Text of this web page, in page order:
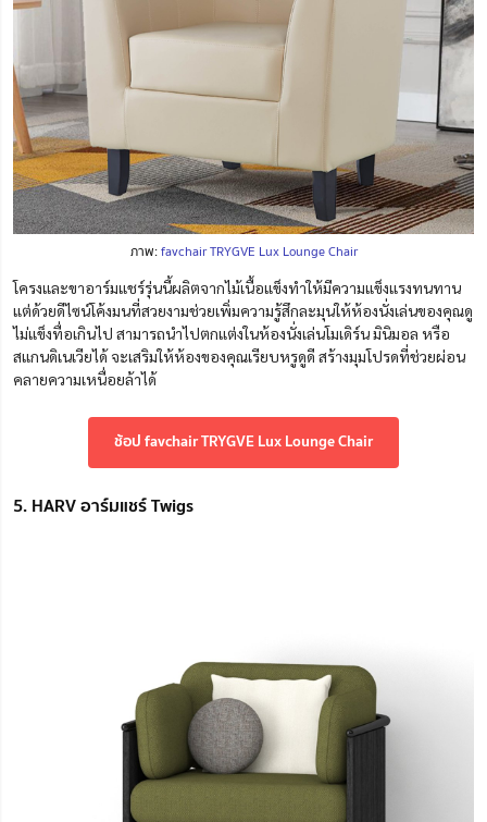
ภาพ:favchair TRYGVE Lux Lounge Chair
โครงและขาอาร์มแชร์รุ่นนี้ผลิตจากไม้เนื้อแข็งทำให้มีความแข็งแรงทนทาน
แต่ด้วยดีไซน์โค้งมนที่สวยงามช่วยเพิ่มความรู้สึกละมุนให้ห้องนั่งเล่นของคุณดู
ไม่แข็งทื่อเกินไป สามารถนำไปตกแต่งในห้องนั่งเล่นโมเดิร์น มินิมอล หรือ
สแกนดิเนเวียได้ จะเสริมให้ห้องของคุณเรียบหรูดูดี สร้างมุมโปรดที่ช่วยผ่อน
คลายความเหนื่อยล้าได้
ช้อป favchair TRYGVE Lux Lounge Chair
5. HARV อาร์มแชร์ Twigs